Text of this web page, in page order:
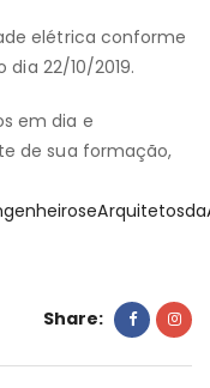
elétrica conforme
22/10/2019.
em dia e
de sua formação,
Share: